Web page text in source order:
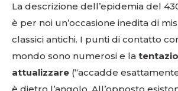
La descrizione dell’epidemia del
è per noi un’occasione inedita di
classici antichi. I punti di contatto
mondo sono numerosi e la
attualizzare (“accadde